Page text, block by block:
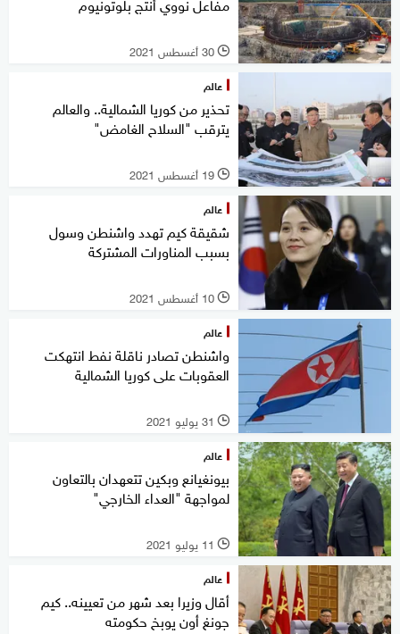
l 30 أغسطس 2021
عالم
تحذير من كوريا الشمالية.. والعالم
يترقب "السلاح الغامض"
l 19 أغسطس 2021
عالم
شقيقة كيم تهدد واشنطن وسول
بسبب المناورات المشتركة
l 10 أغسطس 2021
عالم
واشنطن تصادر ناقلة نفط انتهكت
العقوبات على كوريا الشمالية
l 31 يوليو 2021
عالم
بيونغيانع وبكين تتعهدان بالتعاون
لمواجهة "العداء الخارجي"
l 11 يوليو 2021
عالم
أقال وزيرا بعد شهر من تعيينه.. كيم
جونغ أون يوبخ حكومته